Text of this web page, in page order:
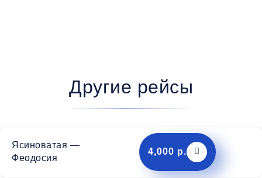
Другие рейсы
Ясиноватая —
Феодосия
4,000 р.